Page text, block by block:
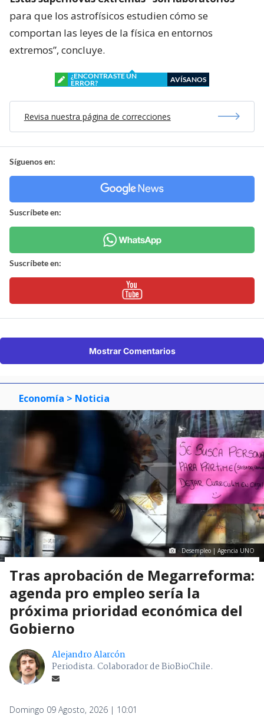
para que los astrofísicos estudien cómo se
comportan las leyes de la física en entornos
extremos”, concluye.
¿ENCONTRASTE UN
ERROR?
AVÍSANOS
Revisa nuestra página de correcciones
Síguenos en:
Suscríbete en:
Suscríbete en:
Mostrar Comentarios
Economía > Noticia
Desempleo | Agencia UNO
Tras aprobación de Megarreforma:
agenda pro empleo sería la
próxima prioridad económica del
Gobierno
Alejandro Alarcón
Periodista. Colaborador de BioBioChile.
Domingo 09 Agosto, 2026 | 10:01